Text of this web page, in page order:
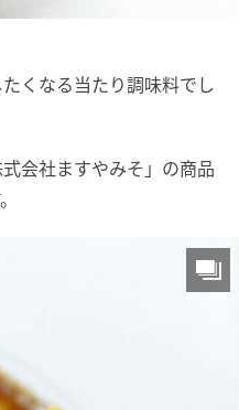
くなる当たり調味料でし
会社ますやみそ」の商品